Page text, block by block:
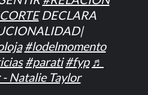
DECLARA
#lodelmomento
#parati #fyp ♬
Natalie Taylor